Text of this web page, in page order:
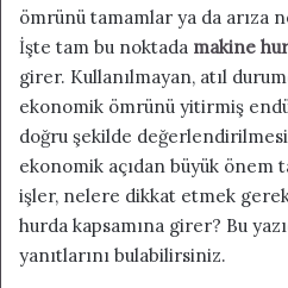
m
e
k
ömrünü tamamlar ya da arıza
İşte tam bu noktada makine
girer. Kullanılmayan, atıl
ekonomik ömrünü yitirmiş
doğru şekilde
ekonomik açıdan büyük önem
işler, nelere dikkat etmek
hurda kapsamına girer? Bu
yanıtlarını bulabilirsiniz.